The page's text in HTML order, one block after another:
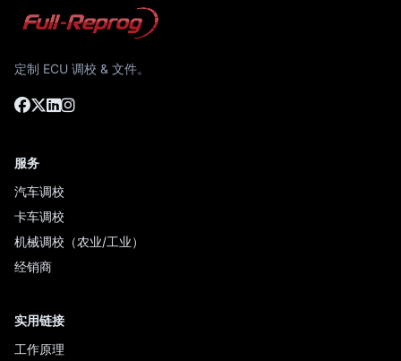
定制 ECU 调校 & 文件。
服务
汽车调校
卡车调校
机械调校（农业/工业）
经销商
实用链接
工作原理